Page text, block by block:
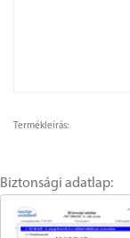
Termékleírás:
Biztonsági adatlap: